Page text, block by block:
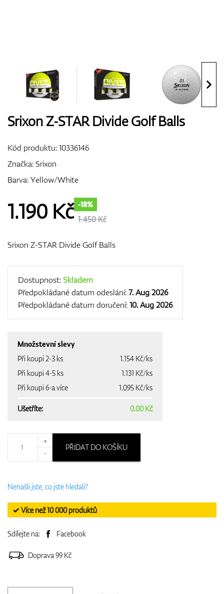
Bagy
Dárkové poukazy
Srixon Z-STAR Divide Golf Balls
Kód produktu:10336146
Značka:Srixon
Barva: Yellow/White
1.190 Kč -18%
1.450 Kč
Srixon Z-STAR Divide Golf Balls
Dostupnost:Skladem
Předpokládané datum odeslání:7. Aug 2026
Předpokládané datum doručení:10. Aug 2026
Množstevní slevy
Při koupi 2-3 ks
1.154 Kč/ks
Při koupi 4-5 ks
1.131 Kč/ks
Při koupi 6-a více
1.095 Kč/ks
Ušetříte: 0.00 Kč
+
-
PŘIDAT DO KOŠÍKU
Nenašli jste, co jste hledali?
✓ Více než 10 000 produktů
Sdílejte na: Facebook
Doprava 99 Kč